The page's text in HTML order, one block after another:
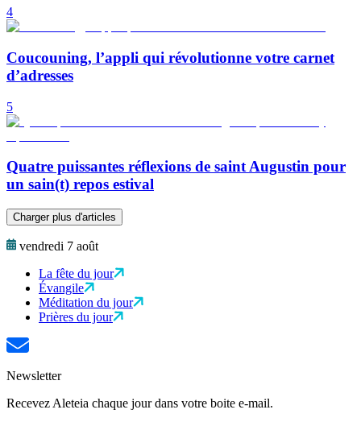
4
Coucouning, l’appli qui révolutionne votre carnet
d’adresses
5
Quatre puissantes réflexions de saint Augustin pour
un sain(t) repos estival
Charger plus d'articles
vendredi 7 août
La fête du jour
Évangile
Méditation du jour
Prières du jour
Newsletter
Recevez Aleteia chaque jour dans votre boite e-mail.